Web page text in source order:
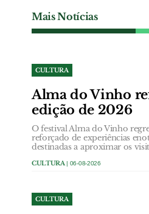
Mais Notícias
CULTURA
Alma do Vinho
edição de 2026
O festival Alma do Vinho
reforçado de experiências
destinadas a aproximar os
CULTURA | 06-08-2026
CULTURA